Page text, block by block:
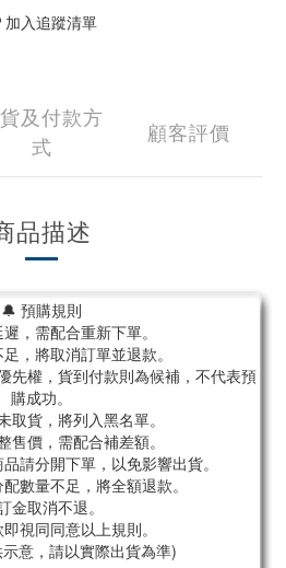
加入追蹤清單
及付款方
式
顧客評價
品描述
🔔 預購規則
，需配合重新下單。
，將取消訂單並退款。
先權，貨到付款則為候補，不代表預
購成功。
取貨，將列入黑名單。
售價，需配合補差額。
請分開下單，以免影響出貨。
數量不足，將全額退款。
金取消不退。
視同同意以上規則。
意，請以實際出貨為準)